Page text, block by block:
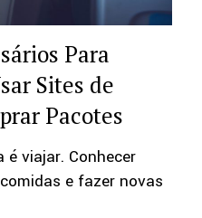
Para
Sites de
Pacotes
é viajar. Conhecer
e fazer novas